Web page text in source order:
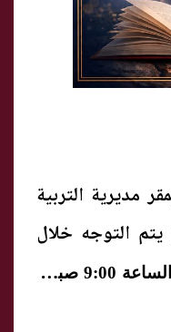
مديرية التربية
التوجه خلال
الساعة 9:00 صباحًا